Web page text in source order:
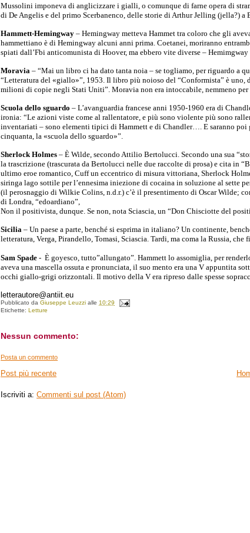
Mussolini imponeva di anglicizzare i gialli, o comunque di farne opera di
di De Angelis e del primo Scerbanenco, delle storie di Arthur Jelling (jella?) a
Hammett-Hemingway– Hemingway metteva Hammet tra coloro che gli
hammettiano è di Hemingway alcuni anni prima. Coetanei, moriranno
spiati dall’Fbi anticomunista di Hoover, ma ebbero vite diverse – Hemimgway
Moravia– “Mai un libro ci ha dato tanta noia – se togliamo, per riguardo a
“Letteratura del «giallo»”, 1953. Il libro più noioso del “Conformista” è
milioni di copie negli Stati Uniti”. Moravia non era intoccabile, nemmeno per
Scuola dello sguardo– L’avanguardia francese anni 1950-1960 era di
ironia: “Le azioni viste come al rallentatore, e più sono violente più sono
inventariati – sono elementi tipici di Hammett e di Chandler…. E saranno
cinquanta, la «scuola dello sguardo»”.
Sherlock Holmes– È Wilde, secondo Attilio Bertolucci. Secondo una sua
la trascrizione (trascurata da Bertolucci nelle due raccolte di prosa) e cita in
ultimo eroe romantico, Cuff un eccentrico di misura vittoriana, Sherlock
siringa lago sottile per l’ennesima iniezione di cocaina in soluzione al sette
(il perosnaggio di Wilkie Colins, n.d.r.) c’è il presentimento di Oscar Wilde;
di Londra, “edoardiano”,
Non il positivista, dunque. Se non, nota Sciascia, un “Don Chisciotte del
Sicilia– Un paese a parte, benché si esprima in italiano? Un continente,
letteratura, Verga, Pirandello, Tomasi, Sciascia. Tardi, ma coma la Russia,
Sam Spade - È goyesco, tutto”allungato”. Hammett lo assomiglia, per
aveva una mascella ossuta e pronunciata, il suo mento era una V appuntita
occhi giallo-grigi orizzontali. Il motivo della V era ripreso dalle spesse
letterautore@antiit.eu
Pubblicato daGiuseppe Leuzzi alle 10:29
Etichette:Letture
Nessun commento:
Posta un commento
Post più recente
Iscriviti a:Commenti sul post (Atom)